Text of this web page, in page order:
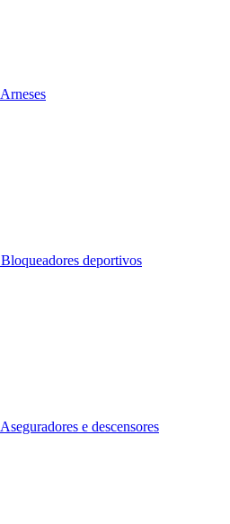
Arneses
Bloqueadores deportivos
Aseguradores e descensores